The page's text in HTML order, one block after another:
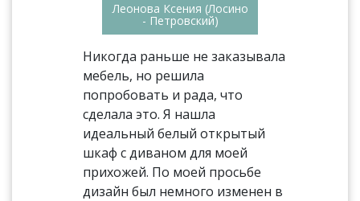
Леонова Ксения (Лосино
- Петровский)
Никогда раньше не заказывала
мебель, но решила
попробовать и рада, что
сделала это. Я нашла
идеальный белый открытый
шкаф с диваном для моей
прихожей. По моей просьбе
дизайн был немного изменен в